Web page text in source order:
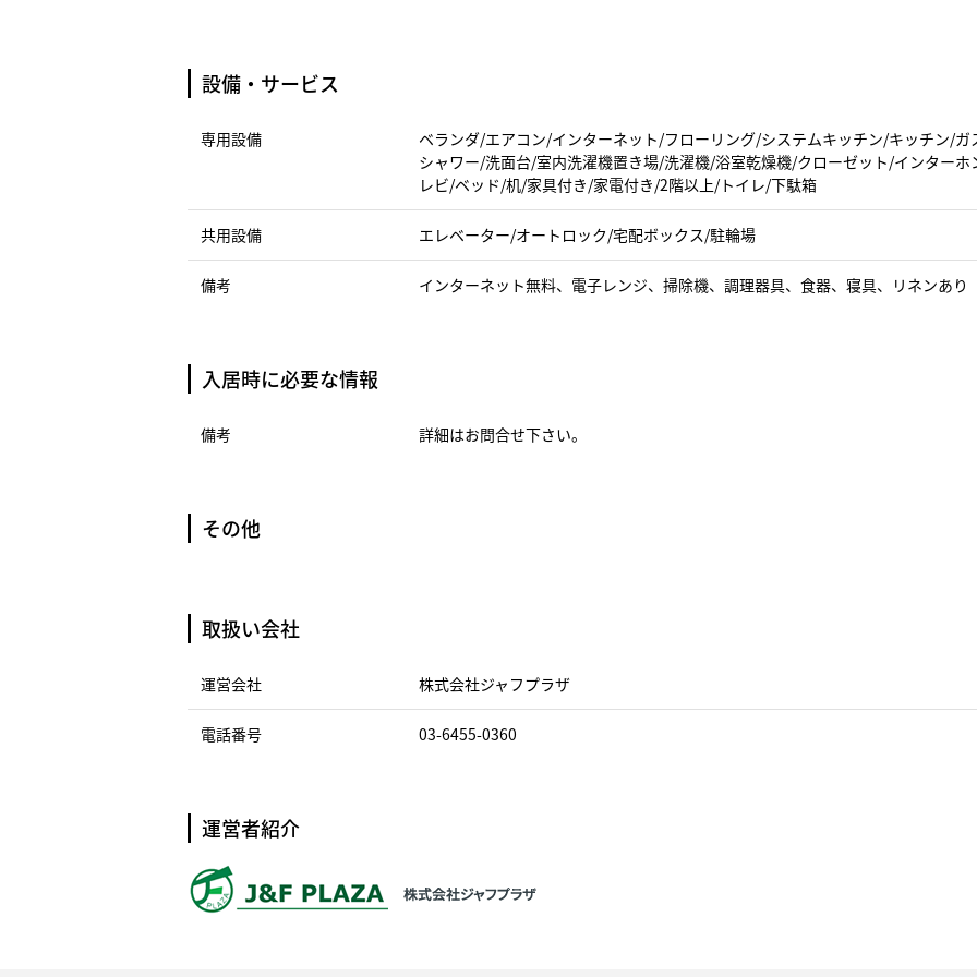
設備・サービス
専用設備
ベランダ/エアコン/インターネット/フローリング/システムキッチン/キッチン/
シャワー/洗面台/室内洗濯機置き場/洗濯機/浴室乾燥機/クローゼット/インター
レビ/ベッド/机/家具付き/家電付き/2階以上/トイレ/下駄箱
共用設備 エレベーター/オートロック/宅配ボックス/駐輪場
備考 インターネット無料、電子レンジ、掃除機、調理器具、食器、寝具、リネンあり
入居時に必要な情報
備考 詳細はお問合せ下さい。
その他
取扱い会社
運営会社 株式会社ジャフプラザ
電話番号 03-6455-0360
運営者紹介